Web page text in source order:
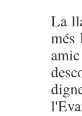
La
més